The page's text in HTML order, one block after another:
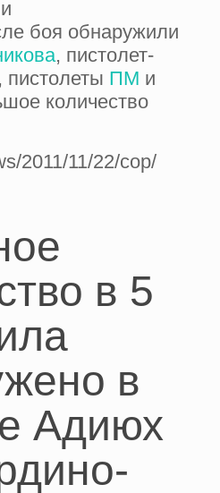
боя обнаружили
, пистолет-
пистолеты ПМ и
количество
2011/11/22/cop/
в 5
в
Адиюх